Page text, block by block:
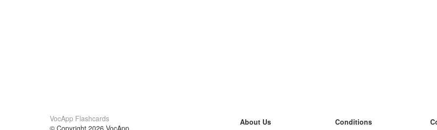
VocApp Flashcards
© Copyright 2026 VocApp
About Us Conditions